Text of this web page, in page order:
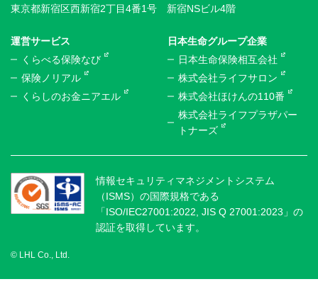
東京都新宿区西新宿2丁目4番1号 新宿NSビル4階
運営サービス
くらべる保険なび
保険ノリアル
くらしのお金ニアエル
日本生命グループ企業
日本生命保険相互会社
株式会社ライフサロン
株式会社ほけんの110番
株式会社ライフプラザパー
トナーズ
情報セキュリティマネジメントシステム
（ISMS）の国際規格である
「ISO/IEC27001:2022, JIS Q 27001:2023」の
認証を取得しています。
© LHL Co., Ltd.